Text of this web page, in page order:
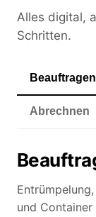
Alles digital,
Schritten.
Beauftragen
Abrechnen
und